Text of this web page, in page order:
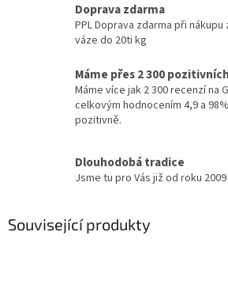
Doprava zdarma
PPL Doprava zdarma při nákupu
váze do 20ti kg
Máme přes 2 300
Máme více jak 2 300 recenzí na
celkovým hodnocením 4,9 a
pozitivně.
Dlouhodobá tradice
Jsme tu pro Vás již od roku 2009
Související produkty